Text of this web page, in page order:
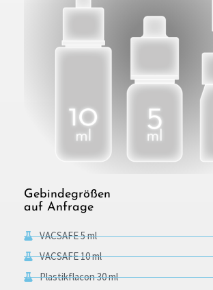
Gebindegrößen
auf Anfrage
VACSAFE 5 ml
VACSAFE 10 ml
Plastikflacon 30 ml